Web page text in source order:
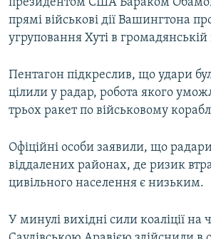
президентом США Бараком
прямі військові дії Вашингтона
угруповання Хуті в громадянській
Пентагон підкреслив, що удари
цілили у радар, робота якого
трьох ракет по військовому
Офіційні особи заявили, що
віддалених районах, де ризик
цивільного населення є низьким.
У минулі вихідні сили коаліції на